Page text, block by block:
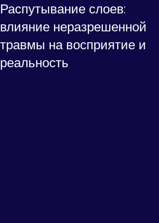
Распутывание слоев:
влияние неразрешенной
травмы на восприятие и
реальность